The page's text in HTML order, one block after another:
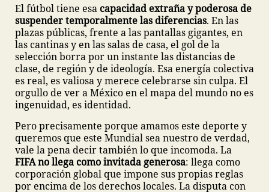
El fútbol tiene esa capacidad extraña y poderosa de
suspender temporalmente las diferencias. En las
plazas públicas, frente a las pantallas gigantes, en
las cantinas y en las salas de casa, el gol de la
selección borra por un instante las distancias de
clase, de región y de ideología. Esa energía colectiva
es real, es valiosa y merece celebrarse sin culpa. El
orgullo de ver a México en el mapa del mundo no es
ingenuidad, es identidad.
Pero precisamente porque amamos este deporte y
queremos que este Mundial sea nuestro de verdad,
vale la pena decir también lo que incomoda. La
FIFA no llega como invitada generosa: llega como
corporación global que impone sus propias reglas
por encima de los derechos locales. La disputa con